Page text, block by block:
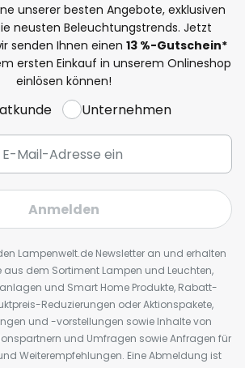
unserer besten Angebote, exklusiven
neusten Beleuchtungstrends. Jetzt
senden Ihnen einen 13 %-Gutschein*
ersten Einkauf in unserem Onlineshop
einlösen können!
Unternehmen
Anmelden
Lampenwelt.de Newsletter an und erhalten
aus dem Sortiment Lampen und Leuchten,
und Smart Home Produkte, Rabatt-
Reduzierungen oder Aktionspakete,
und -vorstellungen sowie Inhalte von
und Umfragen sowie Anfragen für
Weiterempfehlungen. Eine Abmeldung ist